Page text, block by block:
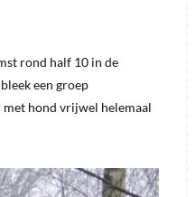
rond half 10 in de
een groep
met hond vrijwel helemaal